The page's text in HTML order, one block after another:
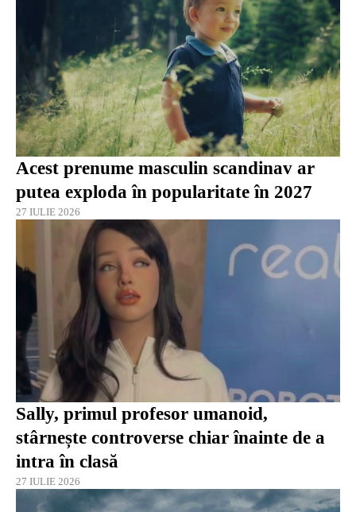
Acest prenume masculin scandinav ar
putea exploda în popularitate în 2027
27 IULIE 2026
Sally, primul profesor umanoid,
stârnește controverse chiar înainte de a
intra în clasă
27 IULIE 2026